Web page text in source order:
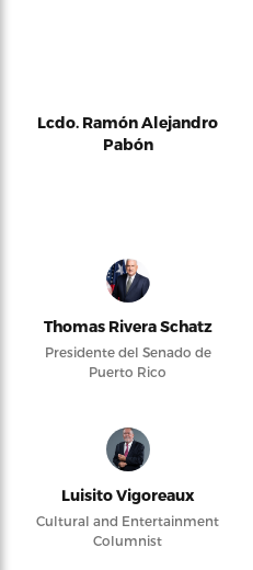
Lcdo. Ramón Alejandro
Pabón
Thomas Rivera Schatz
Presidente del Senado de
Puerto Rico
Luisito Vigoreaux
Cultural and Entertainment
Columnist